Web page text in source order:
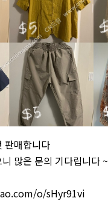
판매합니다
많은 문의 기다립니다 ~
o/sHyr91vi